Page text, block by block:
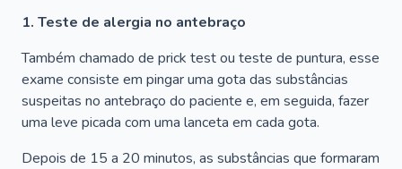
1. Teste de alergia no antebraço
Também chamado de prick test ou teste de puntura, esse
exame consiste em pingar uma gota das substâncias
suspeitas no antebraço do paciente e, em seguida, fazer
uma leve picada com uma lanceta em cada gota.
Depois de 15 a 20 minutos, as substâncias que formaram